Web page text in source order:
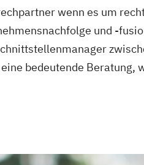
wenn es um
und -
bedeutende Beratung,